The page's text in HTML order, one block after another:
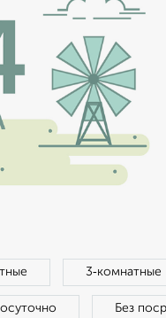
3‑комнатные
Без